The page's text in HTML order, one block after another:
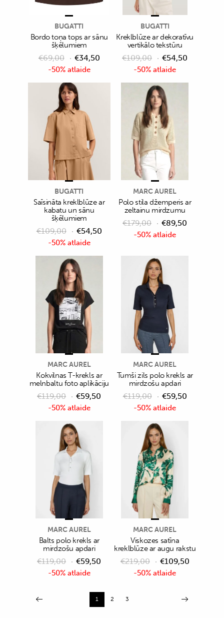
-50% atlaide
BUGATTI
Bordo toņa tops ar sānu
šķēlumiem
€69,00 €34,50
-50% atlaide
BUGATTI
Kreklblūze ar dekoratīvu
vertikālo tekstūru
€109,00 €54,50
-50% atlaide
BUGATTI
Saīsināta kreklblūze ar
kabatu un sānu
šķēlumiem
€109,00 €54,50 -50% atlaide
MARC AUREL
Polo stila džemperis ar
zeltainu mirdzumu
€179,00 €89,50
-50% atlaide
MARC AUREL
Kokvilnas T-krekls ar
melnbaltu foto aplikāciju
€119,00 €59,50
-50% atlaide
MARC AUREL
Tumši zils polo krekls ar
mirdzošu apdari
€119,00 €59,50
-50% atlaide
MARC AUREL
Balts polo krekls ar
mirdzošu apdari
€119,00 €59,50
-50% atlaide
MARC AUREL
Viskozes satīna
kreklblūze ar augu rakstu
€219,00 €109,50
1 2 3